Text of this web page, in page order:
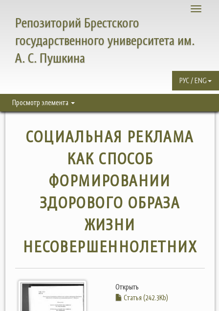
Toggle
Репозиторий Брестского
государственного университета им.
А. С. Пушкина
РУС / ENG
Просмотр элемента
СОЦИАЛЬНАЯ РЕКЛАМА
КАК СПОСОБ
ФОРМИРОВАНИИ
ЗДОРОВОГО ОБРАЗА
ЖИЗНИ
НЕСОВЕРШЕННОЛЕТНИХ
Открыть
Статья (242.3Kb)